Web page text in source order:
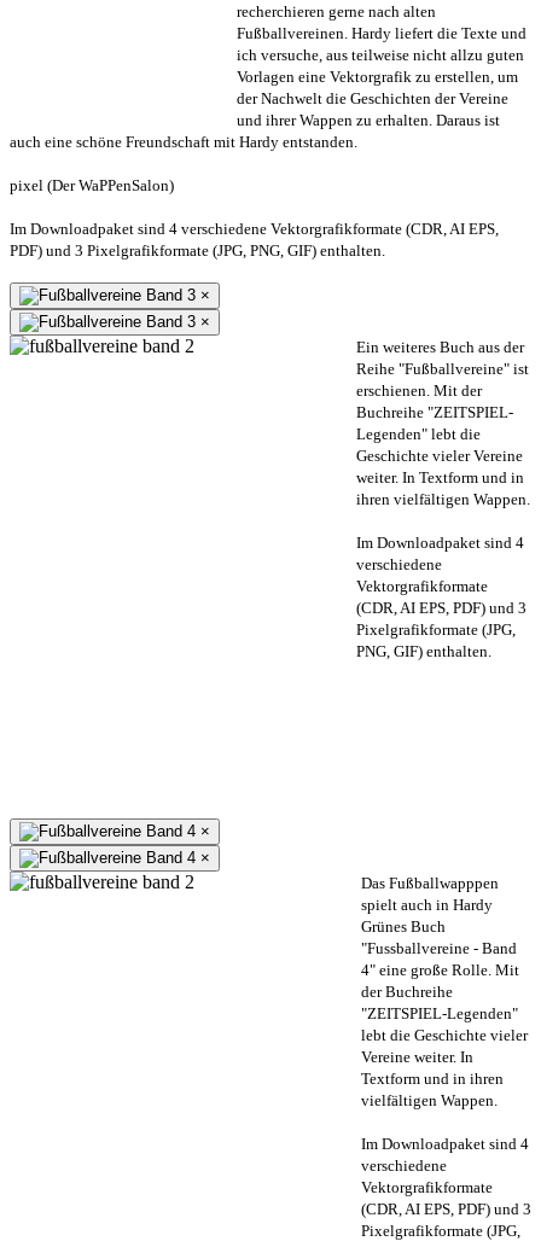
recherchieren gerne nach alten
Fußballvereinen. Hardy liefert die Texte und
ich versuche, aus teilweise nicht allzu guten
Vorlagen eine Vektorgrafik zu erstellen, um
der Nachwelt die Geschichten der Vereine
und ihrer Wappen zu erhalten. Daraus ist
auch eine schöne Freundschaft mit Hardy entstanden.
pixel (Der WaPPenSalon)
Im Downloadpaket sind 4 verschiedene Vektorgrafikformate (CDR, AI EPS,
PDF) und 3 Pixelgrafikformate (JPG, PNG, GIF) enthalten.
×
×
Ein weiteres Buch aus der
Reihe "Fußballvereine" ist
erschienen. Mit der
Buchreihe "ZEITSPIEL-
Legenden" lebt die
Geschichte vieler Vereine
weiter. In Textform und in
ihren vielfältigen Wappen.
Im Downloadpaket sind 4
verschiedene
Vektorgrafikformate
(CDR, AI EPS, PDF) und 3
Pixelgrafikformate (JPG,
PNG, GIF) enthalten.
×
×
Das Fußballwapppen
spielt auch in Hardy
Grünes Buch
"Fussballvereine - Band
4" eine große Rolle. Mit
der Buchreihe
"ZEITSPIEL-Legenden"
lebt die Geschichte vieler
Vereine weiter. In
Textform und in ihren
vielfältigen Wappen.
Im Downloadpaket sind 4
verschiedene
Vektorgrafikformate
(CDR, AI EPS, PDF) und 3
Pixelgrafikformate (JPG,